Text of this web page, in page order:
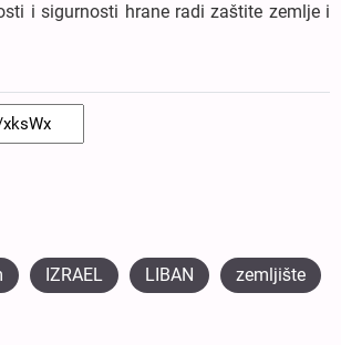
i sigurnosti hrane radi zaštite zemlje i
IZRAEL LIBAN zemljište